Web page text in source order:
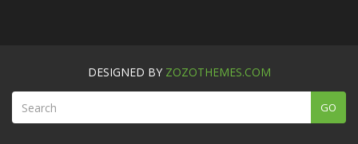
DESIGNED BY ZOZOTHEMES.COM
GO